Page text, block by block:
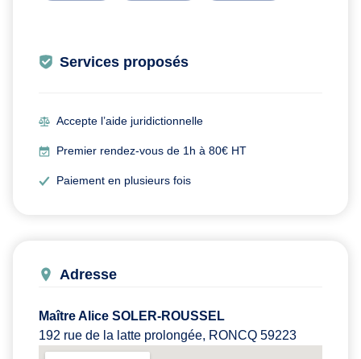
Services proposés
Accepte l’aide juridictionnelle
Premier rendez-vous de 1h à 80€ HT
Paiement en plusieurs fois
Adresse
Maître Alice SOLER-ROUSSEL
192 rue de la latte prolongée, RONCQ 59223